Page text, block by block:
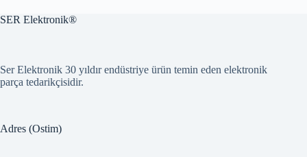
SER Elektronik®
Ser Elektronik 30 yıldır endüstriye ürün temin eden elektronik
parça tedarikçisidir.
Adres (Ostim)